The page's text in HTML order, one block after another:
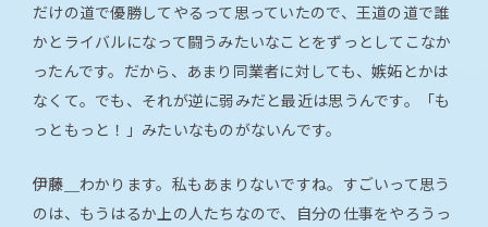
だけの道で優勝してやるって思っていたので、王道の道で誰
かとライバルになって闘うみたいなことをずっとしてこなか
ったんです。だから、あまり同業者に対しても、嫉妬とかは
なくて。でも、それが逆に弱みだと最近は思うんです。「も
っともっと！」みたいなものがないんです。
伊藤＿ わかります。私もあまりないですね。すごいって思う
のは、もうはるか上の人たちなので、自分の仕事をやろうっ